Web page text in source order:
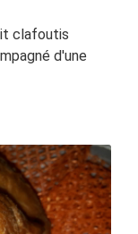
clafoutis
d'une